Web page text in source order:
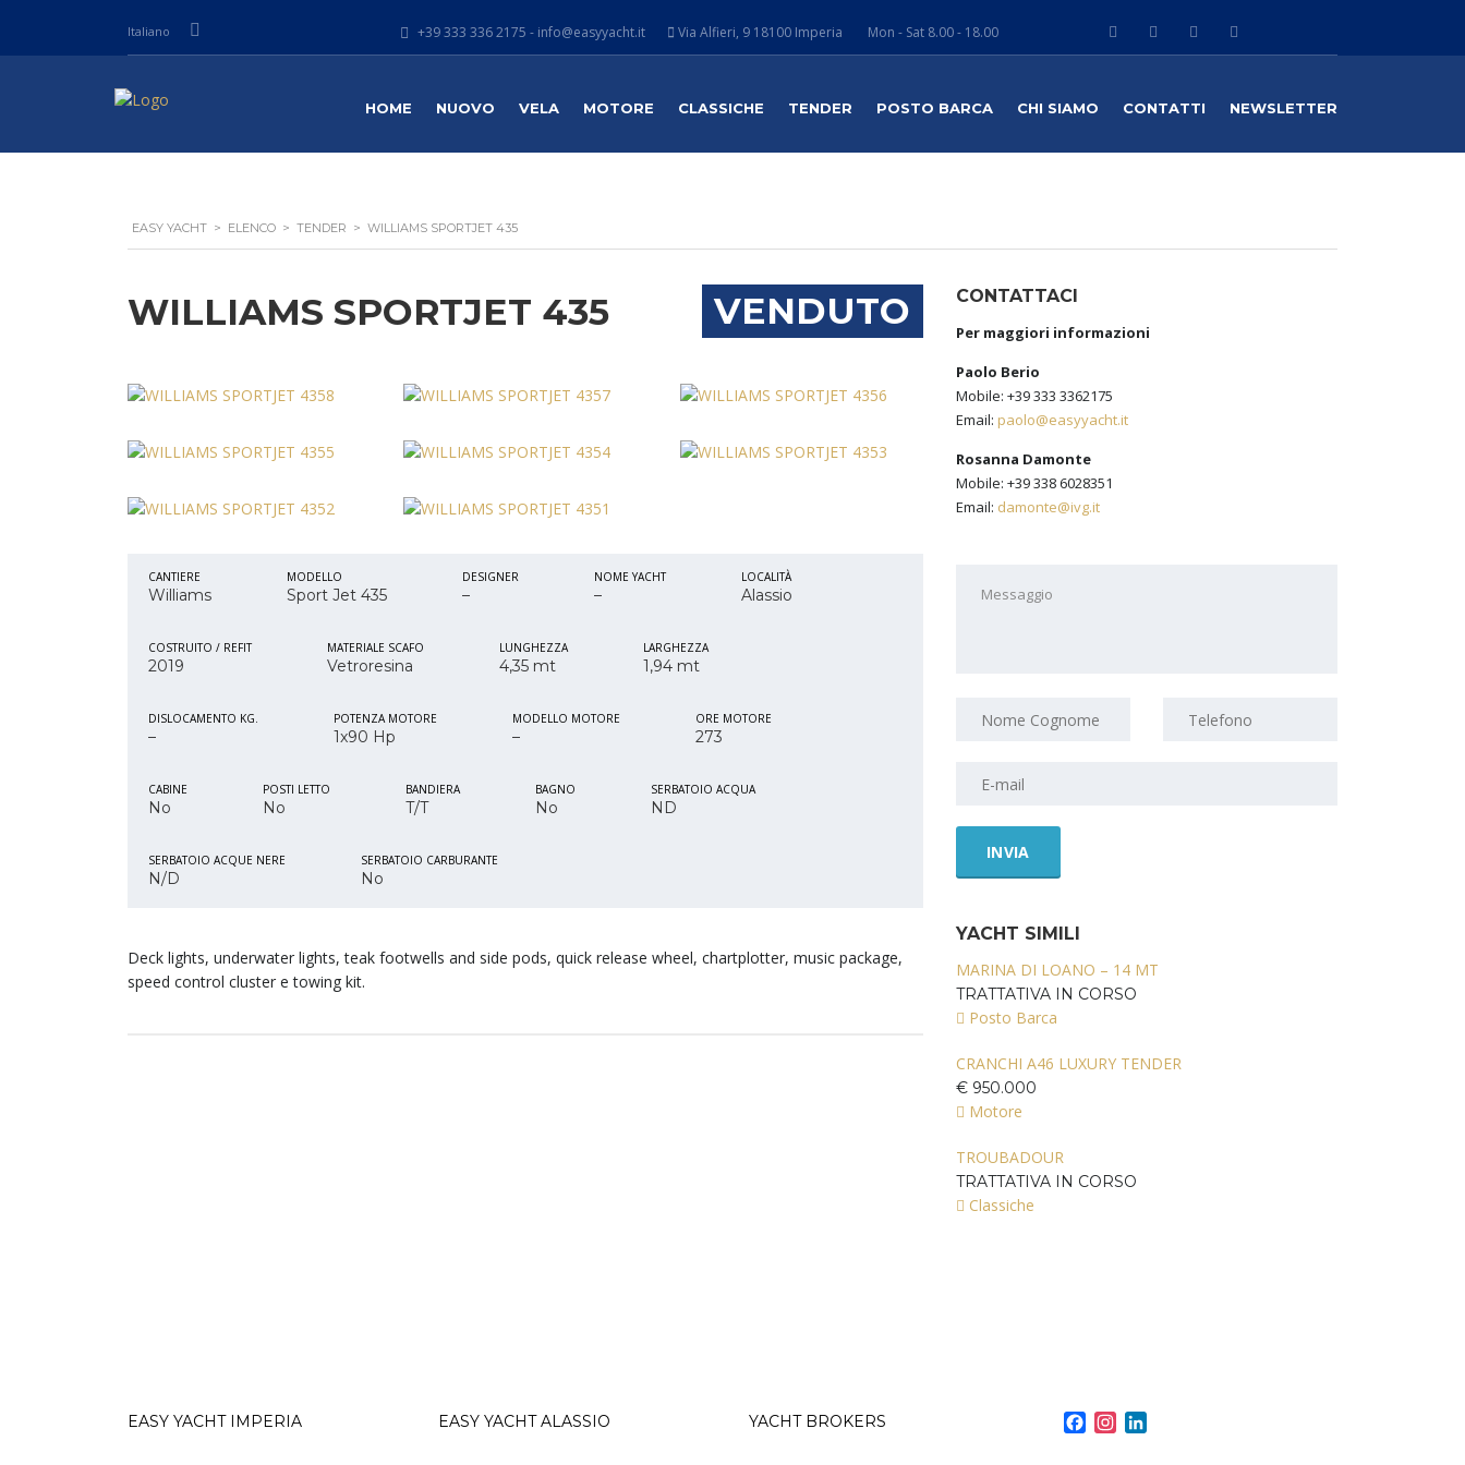
Italiano Mon - Sat 8.00 - 18.00
Via Alfieri, 9 18100 Imperia
+39 333 336 2175 - info@easyyacht.it
HOME NUOVO VELA MOTORE CLASSICHE TENDER POSTO BARCA CHI SIAMO CONTATTI NEWSLETTER
EASY YACHT > ELENCO > TENDER > WILLIAMS SPORTJET 435
VENDUTO
WILLIAMS SPORTJET 435
CANTIERE
Williams
MODELLO
Sport Jet 435
DESIGNER
–
NOME YACHT
–
LOCALITÀ
Alassio
COSTRUITO / REFIT
2019
MATERIALE SCAFO
Vetroresina
LUNGHEZZA
4,35 mt
LARGHEZZA
1,94 mt
DISLOCAMENTO KG.
–
POTENZA MOTORE
1x90 Hp
MODELLO MOTORE
–
ORE MOTORE
273
CABINE
No
POSTI LETTO
No
BANDIERA
T/T
BAGNO
No
SERBATOIO ACQUA
ND
SERBATOIO ACQUE NERE
N/D
SERBATOIO CARBURANTE
No
Deck lights, underwater lights, teak footwells and side pods, quick release wheel, chartplotter, music package,
speed control cluster e towing kit.
CONTATTACI
Per maggiori informazioni
Paolo Berio
Mobile: +39 333 3362175
Email: paolo@easyyacht.it
Rosanna Damonte
Mobile: +39 338 6028351
Email: damonte@ivg.it
YACHT SIMILI
MARINA DI LOANO – 14 MT
TRATTATIVA IN CORSO
Posto Barca
CRANCHI A46 LUXURY TENDER
€ 950.000
Motore
TROUBADOUR
TRATTATIVA IN CORSO
Classiche
EASY YACHT IMPERIA EASY YACHT ALASSIO YACHT BROKERS FacebookInstagram